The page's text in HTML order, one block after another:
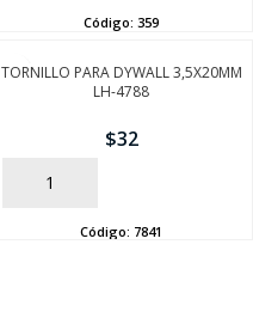
Código: 359
TORNILLO PARA DYWALL 3,5X20MM
LH-4788
$32
AÑADIR
Código: 7841